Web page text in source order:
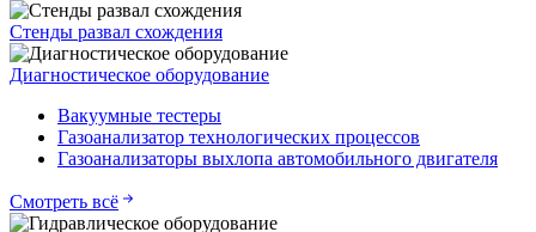
Стенды развал схождения
Диагностическое оборудование
Вакуумные тестеры
Газоанализатор технологических процессов
Газоанализаторы выхлопа автомобильного двигателя
Смотреть всё